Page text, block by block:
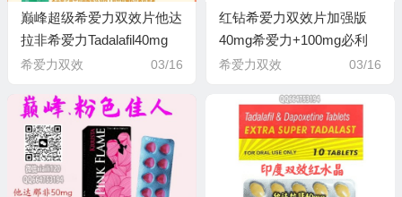
巅峰超级希爱力双效片他达
拉非希爱力Tadalafil40mg
达泊西汀必利劲
希爱力双效 03/16
红钻希爱力双效片加强版
40mg希爱力+100mg必利
劲,印度Ether制药
希爱力双效 03/16